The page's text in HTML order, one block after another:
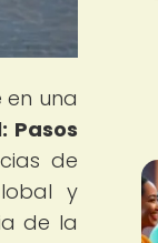
una
Pasos
de
y
de la